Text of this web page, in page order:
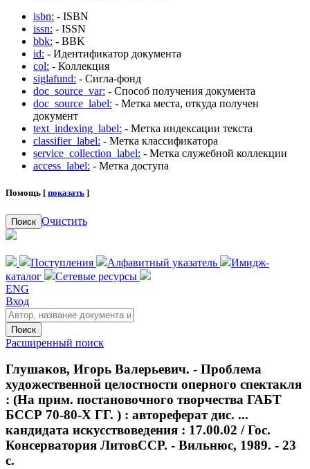
isbn: - ISBN
issn: - ISSN
bbk: - BBK
id: - Идентификатор документа
col: - Коллекция
siglafund: - Сигла-фонд
doc_source_var: - Способ получения документа
doc_source_label: - Метка места, откуда получен
документ
text_indexing_label: - Метка индексации текста
classifier_label: - Метка классификатора
service_collection_label: - Метка служебной коллекции
access_label: - Метка доступа
Помощь [ показать ]
Поиск Очистить
Поступления Алфавитный указатель
Имидж-
каталог
Сетевые ресурсы
ENG
Вход
Поиск
Расширенный поиск
Глушаков, Игорь Валерьевич. - Проблема
художественной целостности оперного спектакля
: (На прим. постановочного творчества ГАБТ
БССР 70-80-Х ГГ. ) : автореферат дис. ...
кандидата искусствоведения : 17.00.02 / Гос.
Консерватория ЛитовССР. - Вильнюс, 1989. - 23
с.